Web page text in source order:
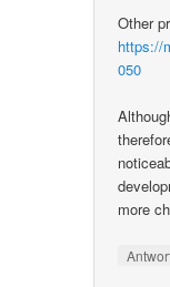
Other
https://
050
more